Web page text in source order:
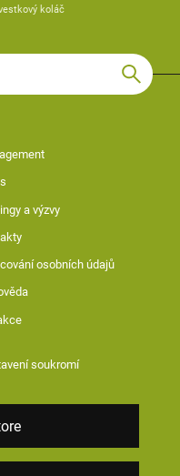
koláč
a výzvy
osobních údajů
soukromí